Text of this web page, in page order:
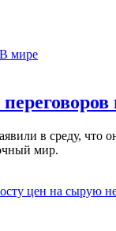
В мире
в среду, что
мир.